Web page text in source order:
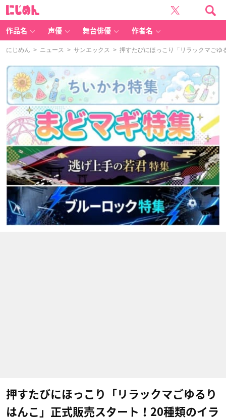
作品名 声優 舞台俳優 作者名
にじめん > ニュース > サンエックス > 押すたびにほっこり「リラックマごゆ
押すたびにほっこり「リラックマごゆるり
はんこ」正式販売スタート！20種類のイラ